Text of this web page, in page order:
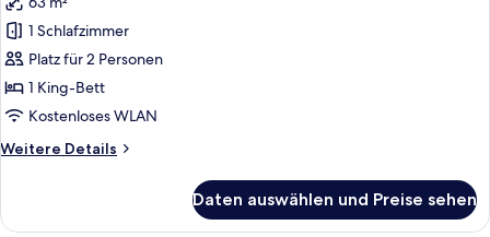
Deluxe-
Apartment,
1
Schlafzimmer
anzeigen
1 Schlafzimmer
Platz für 2 Personen
1 King-Bett
Kostenloses WLAN
Weitere Details
Weitere
Apartment,
Daten auswählen und Preise sehen